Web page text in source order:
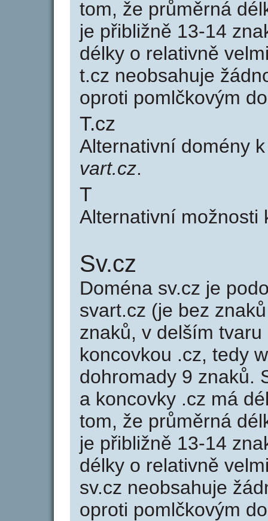
tom, že průměrná
je přibližně 13-14
délky o relativně
t.cz neobsahuje
oproti pomlčkovým
T.cz
Alternativní domény
vart.cz.
T
Alternativní možnosti
Sv.cz
Doména sv.cz je
svart.cz (je bez
znaků, v delším
koncovkou .cz, tedy
dohromady 9 znaků.
a koncovky .cz má
tom, že průměrná
je přibližně 13-14
délky o relativně
sv.cz neobsahuje
oproti pomlčkovým